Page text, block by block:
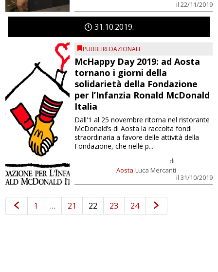
il 22/11/2019
31 10 2019
PUBBLIREDAZIONALI
McHappy Day 2019: ad Aosta
tornano i giorni della
solidarietà della Fondazione
per l’Infanzia Ronald McDonald
Italia
Aosta
di
Luca Mercanti
il 31/10/2019
Dall'1 al 25 novembre ritorna nel ristorante
McDonald’s di Aosta la raccolta fondi
straordinaria a favore delle attività della
Fondazione, che nelle p...
1 … 21 22 23 24